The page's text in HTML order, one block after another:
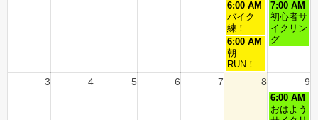
6:00 AM
バイク
練！
7:00 AM
初心者サ
イクリン
グ
6:00 AM
朝
RUN！
3 4 5 6 7 8 9
6:00 AM
おはよう